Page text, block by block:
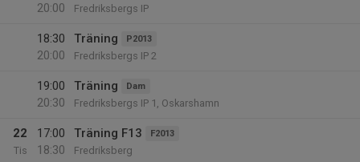
20:00
Fredriksbergs IP
18:30
20:00
Träning P2013
Fredriksbergs IP 2
19:00
20:30
Träning Dam
Fredriksbergs IP 1, Oskarshamn
22
Tis
17:00
18:30
Träning F13 F2013
Fredriksberg